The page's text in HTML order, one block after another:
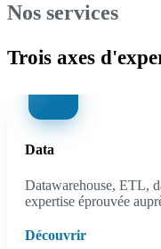
Nos services
Trois axes
Data
Datawarehouse, ETL,
expertise éprouvée
Découvrir